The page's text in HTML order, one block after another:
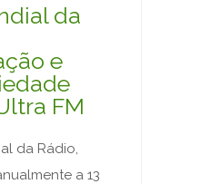
da
e
FM
da Rádio,
a 13